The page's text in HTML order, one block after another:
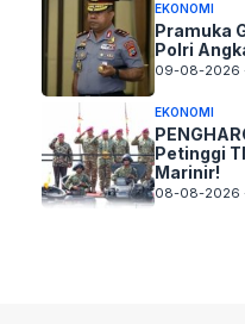
EKONOMI
Pramuka
Polri
09-08-2026
EKONOMI
Petinggi
Marinir!
08-08-2026